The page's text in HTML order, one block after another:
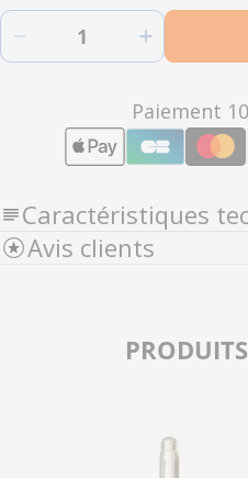
Quantité
Diminuer la quantité
Paiement
Caractéristiques
Avis clients